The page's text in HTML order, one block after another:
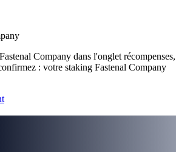
Company dans l'onglet récompenses,
: votre staking Fastenal Company